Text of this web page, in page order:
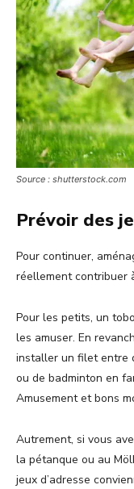
Source : shutterstock.com
Prévoir des
Pour continuer,
réellement contribuer
Pour les petits, un
les amuser. En
installer un filet entre
ou de badminton en
Amusement et bons
Autrement, si vous
la pétanque ou au
jeux d’adresse